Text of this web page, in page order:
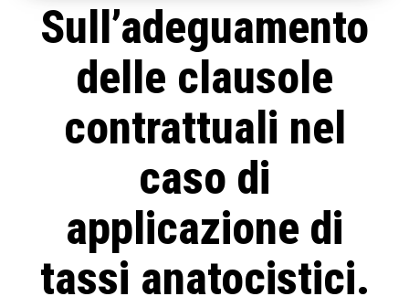
Sull’adeguamento
delle clausole
contrattuali nel
caso di
applicazione di
tassi anatocistici.